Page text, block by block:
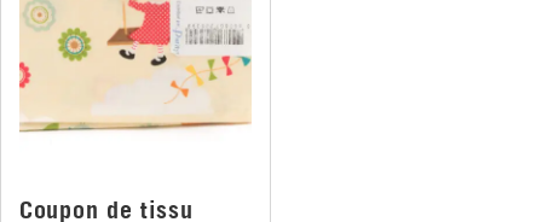
Coupon de tissu